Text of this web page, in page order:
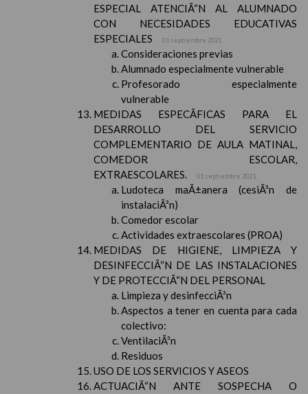
ESPECIAL ATENCIÃ“N AL ALUMNADO
CON NECESIDADES EDUCATIVAS
ESPECIALES
01 septiembre 2021
Consideraciones previas
Alumnado especialmente vulnerable
Profesorado especialmente
vulnerable
MEDIDAS ESPECÃFICAS PARA EL
DESARROLLO DEL SERVICIO
COMPLEMENTARIO DE AULA MATINAL,
COMEDOR ESCOLAR,
EXTRAESCOLARES.
01 septiembre 2021
Ludoteca maÃ±anera (cesiÃ³n de
instalaciÃ³n)
Comedor escolar
Actividades extraescolares (PROA)
MEDIDAS DE HIGIENE, LIMPIEZA Y
DESINFECCIÃ“N DE LAS INSTALACIONES
Y DE PROTECCIÃ“N DEL PERSONAL
Limpieza y desinfecciÃ³n
Aspectos a tener en cuenta para cada
colectivo:
VentilaciÃ³n
Residuos
USO DE LOS SERVICIOS Y ASEOS
ACTUACIÃ“N ANTE SOSPECHA O